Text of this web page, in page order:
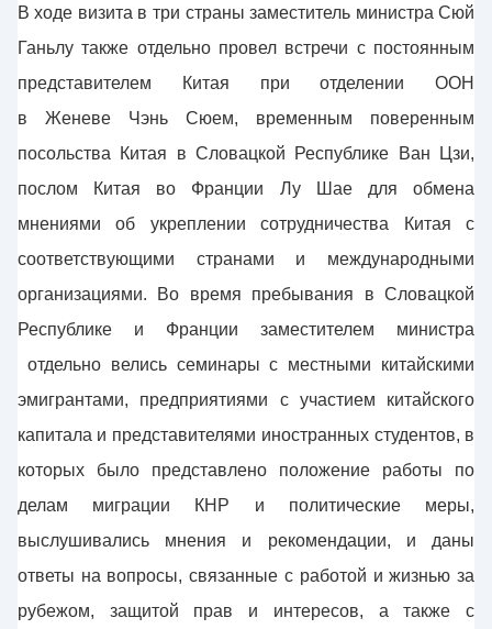
В ходе визита в три страны заместитель министра Сюй
Ганьлу также отдельно провел встречи с постоянным
представителем Китая при отделении ООН
в Женеве Чэнь Сюем, временным поверенным
посольства Китая в Словацкой Республике Ван Цзи,
послом Китая во Франции Лу Шае для обмена
мнениями об укреплении сотрудничества Китая с
соответствующими странами и международными
организациями. Во время пребывания в Словацкой
Республике и Франции заместителем министра
отдельно велись семинары с местными китайскими
эмигрантами, предприятиями с участием китайского
капитала и представителями иностранных студентов, в
которых было представлено положение работы по
делам миграции КНР и политические меры,
выслушивались мнения и рекомендации, и даны
ответы на вопросы, связанные с работой и жизнью за
рубежом, защитой прав и интересов, а также с